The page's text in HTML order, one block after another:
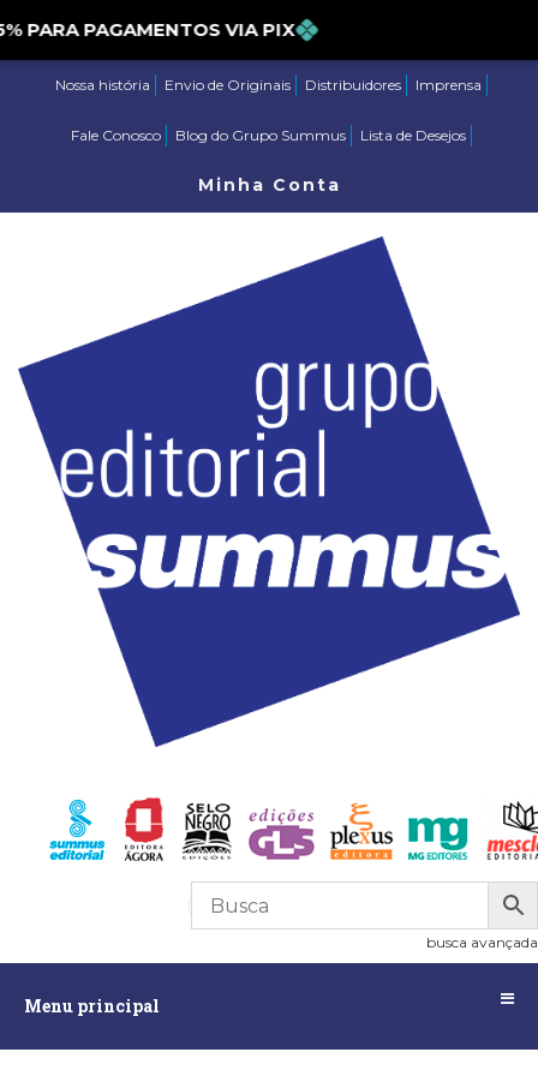
PAGAMENTOS VIA PIX
Nossa história Envio de Originais Distribuidores Imprensa
Fale Conosco Blog do Grupo Summus Lista de Desejos
Minha Conta
R$0,00
busca avançada
Menu principal
principalAssuntos